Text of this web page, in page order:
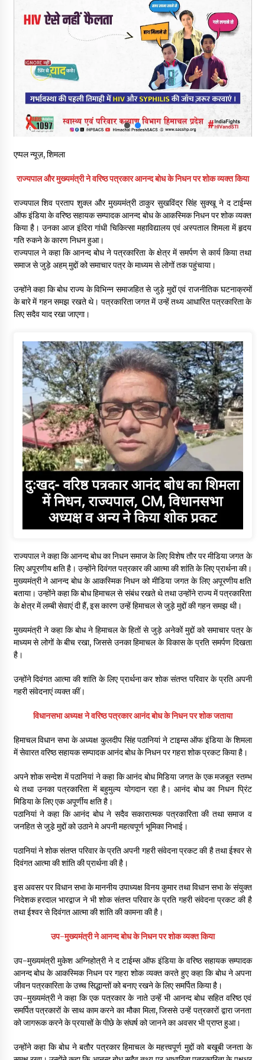
30 बैग की सीमा पर भाजपा का हमला, बोली- कांग्रेस सरकार ने सेब उत्पादकों
की तोड़ी कमर- संदीपनी
07/08/2026
शिमला पुलिस में बड़ी अनुशासनात्मक कार्रवाई, 3 पुलिसकर्मी निलंबित
6 साल में पीएम नरेंद्र मोदी के विदेश दौरों पर 557 करोड़ खर्च, सरकार ने
संसद में दी जानकारी
रूपी भावा वन्यजीव अभयारण्य में फिर दिखा जंगलों का ‘खामोश पहरेदार’, दुर्लभ
हिमालयन “सीरो” कैमरे में कैद
06/08/2026
भ्रष्टाचार से अर्जित संपत्ति जब्त कर गरीबों में बांटेगी हिमाचल सरकार -CM
06/08/2026
एप्पल न्यूज़, शिमला
राज्यपाल और मुख्यमंत्री ने वरिष्ठ पत्रकार आनन्द बोध के निधन पर शोक व्यक्त किया
राज्यपाल शिव प्रताप शुक्ल और मुख्यमंत्री ठाकुर सुखविंद्र सिंह सुक्खू ने द टाईम्स
ऑफ इंडिया के वरिष्ठ सहायक सम्पादक आनन्द बोध के आकस्मिक निधन पर शोक व्यक्त
किया है। उनका आज इंदिरा गांधी चिकित्सा महाविद्यालय एवं अस्पताल शिमला में हृदय
गति रुकने के कारण निधन हुआ।
राज्यपाल ने कहा कि आनन्द बोध ने पत्रकारिता के क्षेत्र में समर्पण से कार्य किया तथा
समाज से जुड़े अहम् मुद्दों को समाचार पत्र के माध्यम से लोगों तक पहुंचाया।
उन्होंने कहा कि बोध राज्य के विभिन्न समाजहित से जुड़े मुद्दों एवं राजनीतिक घटनाक्रमों
के बारे में गहन समझ रखते थे। पत्रकारिता जगत में उन्हें तथ्य आधारित पत्रकारिता के
लिए सदैव याद रखा जाएगा।
राज्यपाल ने कहा कि आनन्द बोध का निधन समाज के लिए विशेष तौर पर मीडिया जगत के
लिए अपूरणीय क्षति है। उन्होंने दिवंगत पत्रकार की आत्मा की शांति के लिए प्रार्थना की।
मुख्यमंत्री ने आनन्द बोध के आकस्मिक निधन को मीडिया जगत के लिए अपूरणीय क्षति
बताया। उन्होंने कहा कि बोध हिमाचल से संबंध रखते थे तथा उन्होंने राज्य में पत्रकारिता
के क्षेत्र में लम्बी सेवाएं दी हैं, इस कारण उन्हें हिमाचल से जुड़े मुद्दों की गहन समझ थी।
मुख्यमंत्री ने कहा कि बोध ने हिमाचल के हितों से जुड़े अनेकों मुद्दों को समाचार पत्र के
माध्यम से लोगों के बीच रखा, जिससे उनका हिमाचल के विकास के प्रति समर्पण दिखता
है।
उन्होंने दिवंगत आत्मा की शांति के लिए प्रार्थना कर शोक संतप्त परिवार के प्रति अपनी
गहरी संवेदनाएं व्यक्त कीं।
विधानसभा अध्यक्ष ने वरिष्ठ पत्रकार आनंद बोध के निधन पर शोक जताया
हिमाचल विधान सभा के अध्यक्ष कुलदीप‍ सिंह पठानियां ने टाइम्स ऑफ इंडिया के शिमला
में सेवारत वरिष्ठ सहायक सम्पादक आनंद बोध के निधन पर गहरा शोक प्रकट किया है।
अपने शोक सन्देश में पठानियां ने कहा कि आनंद बोध मिडिया जगत के एक मजबूत स्तम्भ
थे तथा उनका पत्रकारिता में बहुमुल्य योगदान रहा है। आनंद बोध का निधन प्रिंट
मिडिया के लिए एक अपूर्णीय क्षति है।
पठानियां ने कहा कि आनंद बोध ने सदैव सकारात्मक पत्रकारिता की तथा समाज व
जनहित से जुडे़ मुद्दों को उठाने मे अपनी महत्वपूर्ण भूमिका निभाई।
पठानियां ने शोक संतप्त परिवार के प्रति अपनी गहरी संवेदना प्रकट की है तथा ईश्वर से
दिवंगत आत्मा की शांति की प्रार्थना की है।
इस अवसर पर विधान सभा के माननीय उपाध्यक्ष विनय कुमार तथा विधान सभा के संयुक्त
निदेशक हरदाल भारद्वाज ने भी शोक संतप्त परिवार के प्रति गहरी संवेदना प्रकट की है
तथा ईश्वर से दिवंगत आत्मा की शांति की कामना की है।
उप-मुख्यमंत्री ने आनन्द बोध के निधन पर शोक व्यक्त किया
उप-मुख्यमंत्री मुकेश अग्निहोत्री ने द टाईम्स ऑफ इंडिया के वरिष्ठ सहायक सम्पादक
आनन्द बोध के आकस्मिक निधन पर गहरा शोक व्यक्त करते हुए कहा कि बोध ने अपना
जीवन पत्रकारिता के उच्च सिद्धान्तों को बनाए रखने के लिए समर्पित किया है।
उप-मुख्यमंत्री ने कहा कि एक पत्रकार के नाते उन्हें भी आनन्द बोध सहित वरिष्ठ एवं
समर्पित पत्रकारों के साथ काम करने का मौका मिला, जिससे उन्हें पत्रकारों द्वारा जनता
को जागरूक करने के प्रयासों के पीछे के संघर्ष को जानने का अवसर भी प्राप्त हुआ।
उन्होंने कहा कि बोध ने बतौर पत्रकार हिमाचल के महत्त्वपूर्ण मुद्दों को बखूबी जनता के